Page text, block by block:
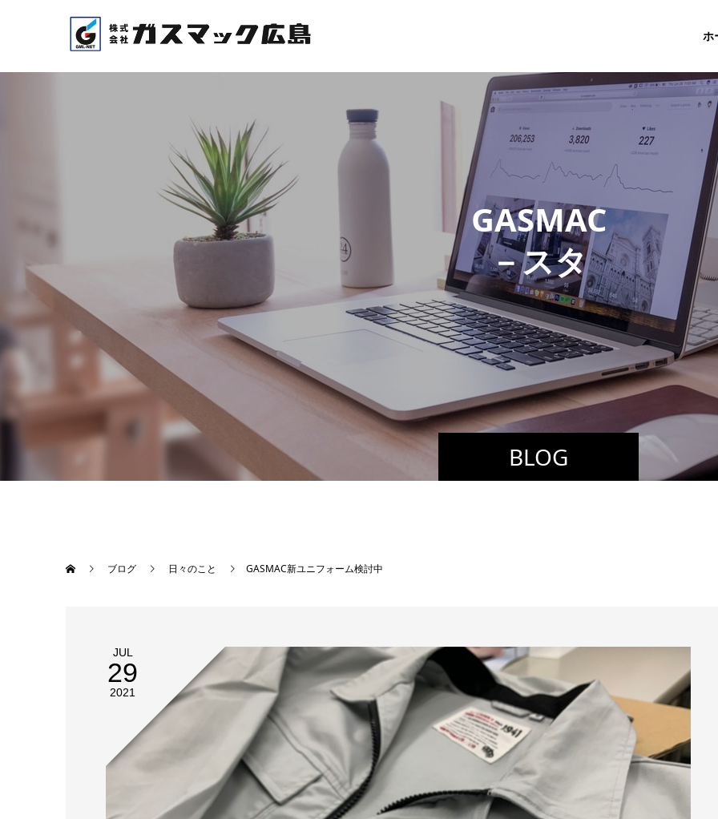
ホ
BLOG
GASMAC
－
スタッフブログ－
ブログ 日々のこと GASMAC新ユニフォーム検討中
JUL
29
2021